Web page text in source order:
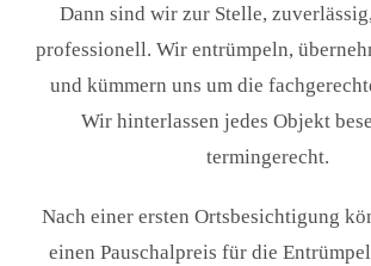
Dann sind wir zur Stelle,
professionell. Wir entrümpeln,
und kümmern uns um die
Wir hinterlassen jedes Objekt
termingerecht.
Nach einer ersten Ortsbesichtigung
einen Pauschalpreis für die